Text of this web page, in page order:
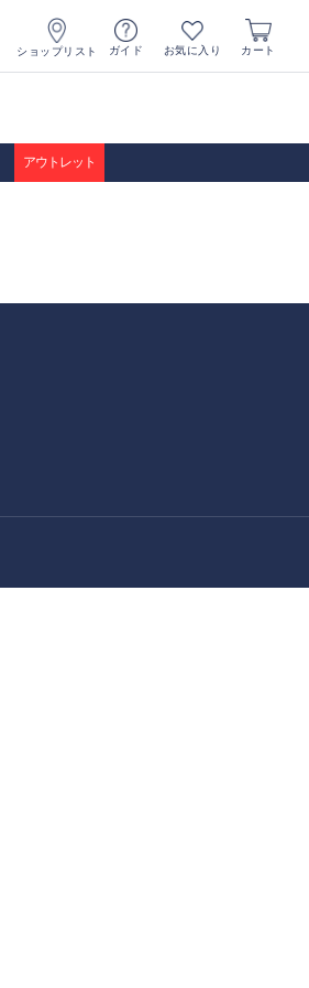
ショップリスト ガイド お気に入り カート
アウトレット